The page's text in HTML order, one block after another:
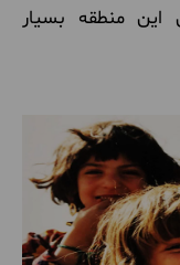
منطقه بسیار